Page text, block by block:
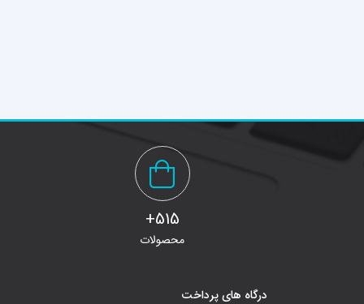
515+
محصولات
درگاه های پرداخت